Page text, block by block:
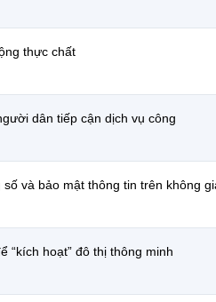
thực chất
dân tiếp cận dịch vụ công
và bảo mật thông tin trên không
“kích hoạt” đô thị thông minh